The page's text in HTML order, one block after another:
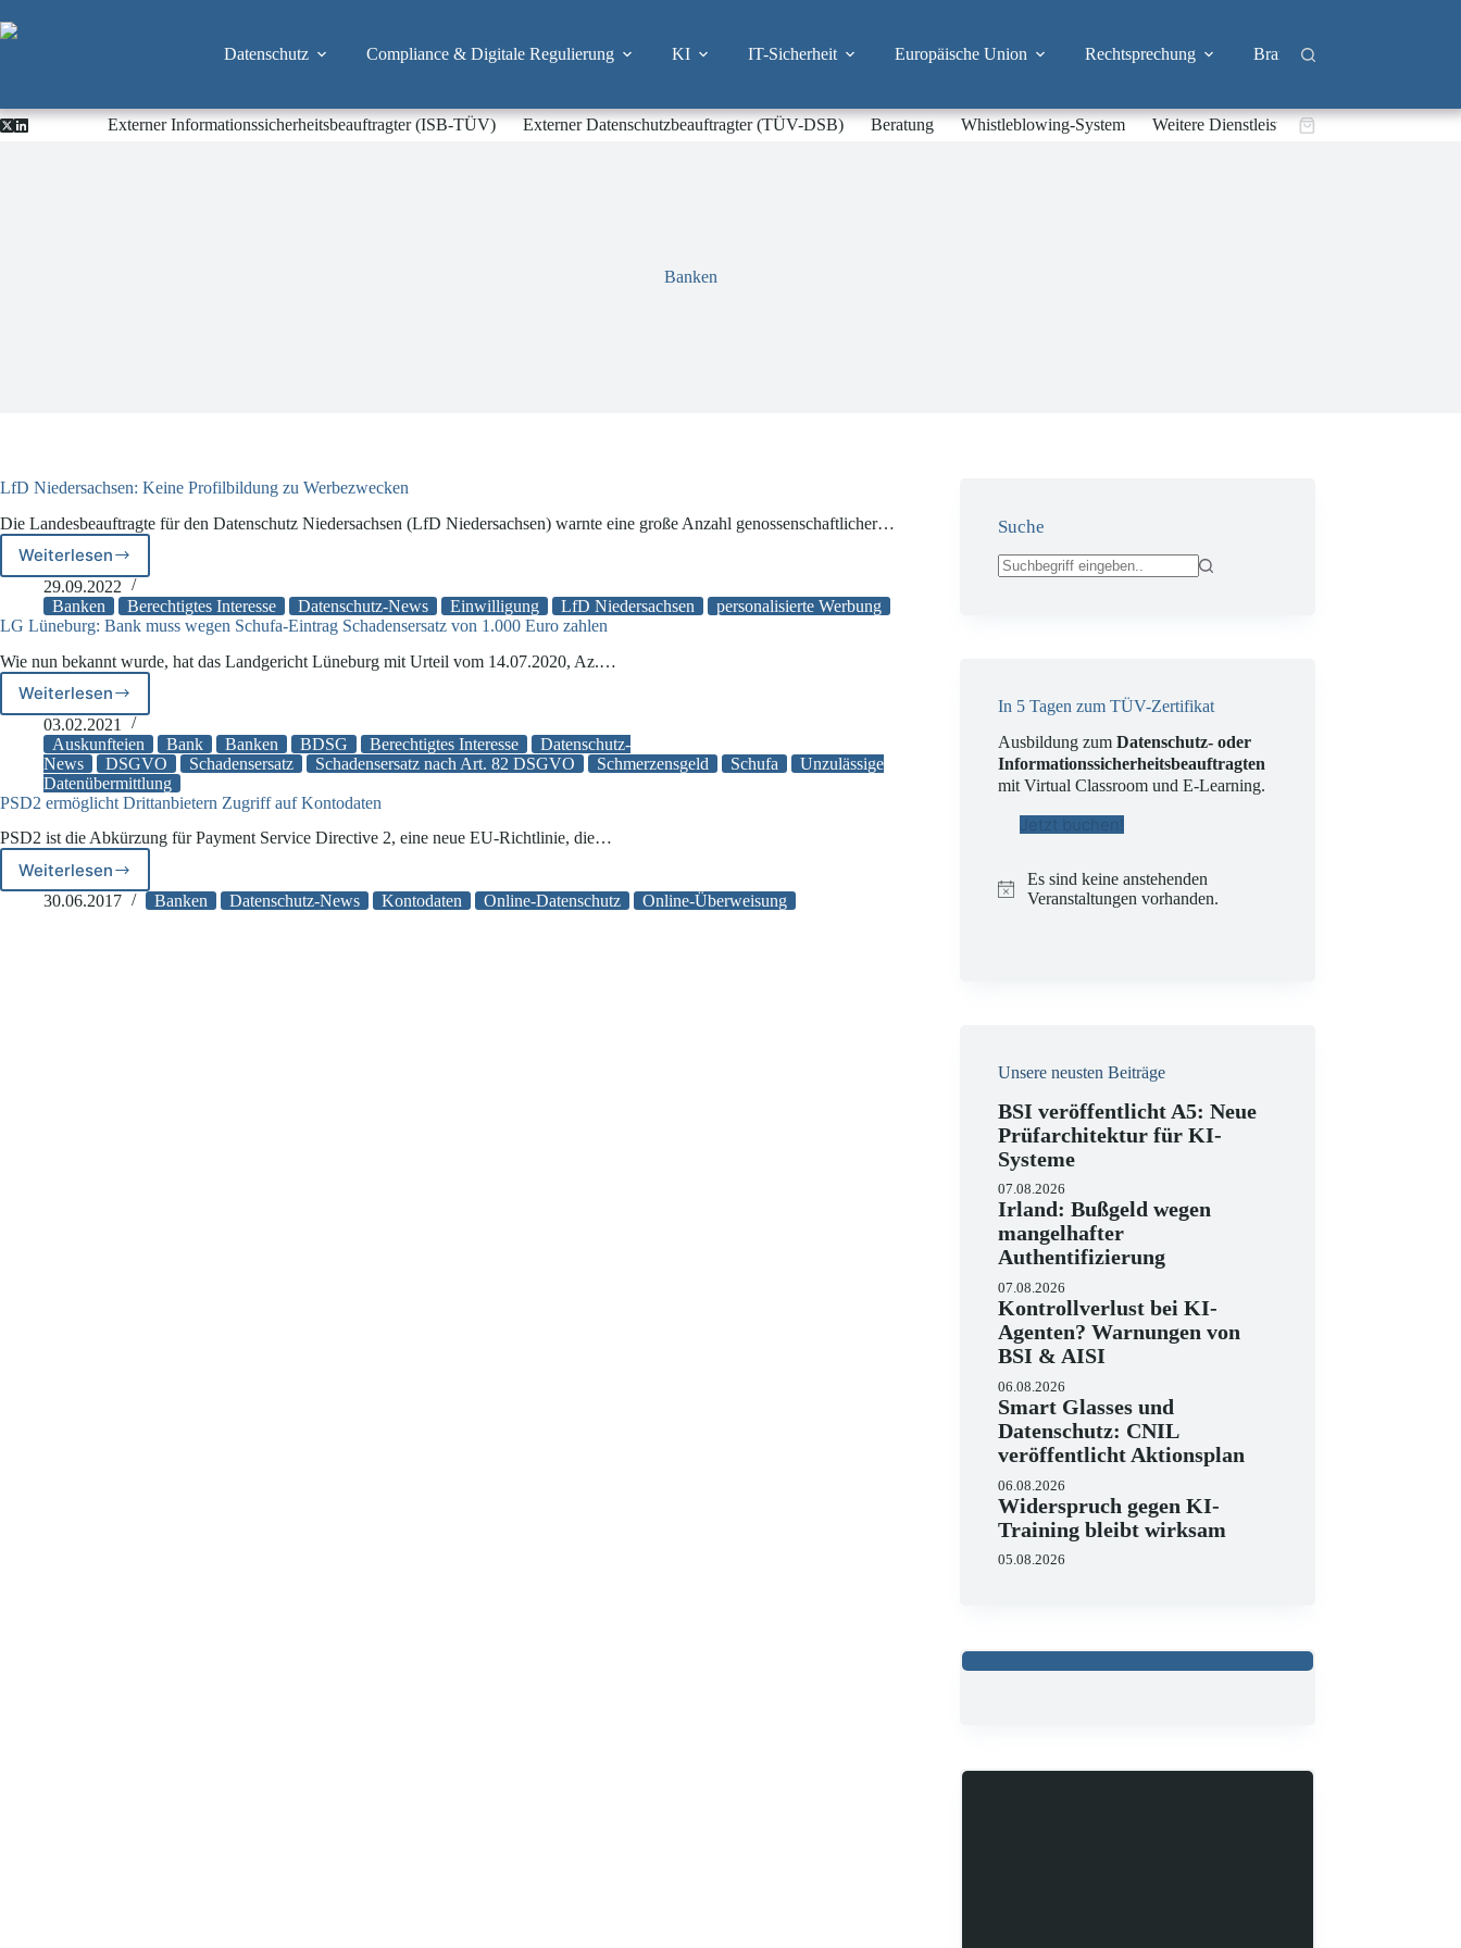
Inhalt
Datenschutz Compliance & Digitale Regulierung KI IT-Sicherheit Europäische Union Rechtsprechung Branchen
Externer Informationssicherheitsbeauftragter (ISB-TÜV) Externer Datenschutzbeauftragter (TÜV-DSB) Beratung Whistleblowing-System Weitere DienstleistungenWarenkorb
Banken
LfD Niedersachsen: Keine Profilbildung zu Werbezwecken
Die Landesbeauftragte für den Datenschutz Niedersachsen (LfD Niedersachsen) warnte eine große Anzahl genossenschaftlicher…
Weiterlesen
LfD
Niedersachsen:
Keine
Profilbildung
Werbezwecken
29.09.2022
Banken
Berechtigtes Interesse Datenschutz-News Einwilligung LfD Niedersachsen
personalisierte Werbung
LG Lüneburg: Bank muss wegen Schufa-Eintrag Schadensersatz von 1.000 Euro zahlen
Wie nun bekannt wurde, hat das Landgericht Lüneburg mit Urteil vom 14.07.2020, Az.…
Weiterlesen
LG
Lüneburg:
Bank
muss
wegen
Schufa-
Schadensersatz
von
1.000
Euro
03.02.2021
Auskunfteien
Bank Banken BDSG Berechtigtes Interesse
Datenschutz-
News
DSGVO Schadensersatz Schadensersatz nach Art. 82 DSGVO Schmerzensgeld Schufa
Unzulässige
Datenübermittlung
PSD2 ermöglicht Drittanbietern Zugriff auf Kontodaten
PSD2 ist die Abkürzung für Payment Service Directive 2, eine neue EU-Richtlinie, die…
Weiterlesen
PSD2
ermöglicht
30.06.2017 Banken Datenschutz-News Kontodaten Online-Datenschutz Online-Überweisung
Suche
In 5 Tagen zum TÜV-Zertifikat
Ausbildung zumDatenschutz- oder
Informationssicherheitsbeauftragten
mit Virtual Classroom und E-Learning.
Jetzt buchen!
H
Es sind keine anstehenden
Veranstaltungen vorhanden.
Unsere neusten Beiträge
BSI veröffentlicht A5: Neue
Prüfarchitektur für KI-
Systeme
07.08.2026
Irland: Bußgeld wegen
mangelhafter
Authentifizierung
07.08.2026
Kontrollverlust bei KI-
Agenten? Warnungen von
BSI & AISI
06.08.2026
Smart Glasses und
Datenschutz: CNIL
veröffentlicht Aktionsplan
06.08.2026
Widerspruch gegen KI-
Training bleibt wirksam
05.08.2026